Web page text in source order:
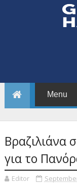
Βραζιλιάνα
για το
Editor